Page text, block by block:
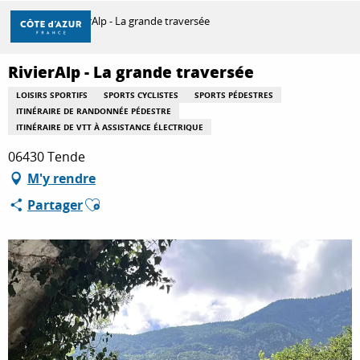
Aller
contenu
principal
DÉCOUVRIR
À FAIRE
SÉJOURNER
Accueil RivierAlp - La grande traversée
RivierAlp - La grande traversée
LOISIRS SPORTIFS SPORTS CYCLISTES
SPORTS PÉDESTRES
ITINÉRAIRE DE RANDONNÉE PÉDESTRE
ITINÉRAIRE DE VTT À ASSISTANCE ÉLECTRIQUE
06430 Tende
M'y rendre
PartagerAjouter aux favoris